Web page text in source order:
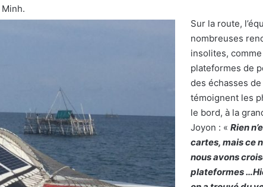
Sur la route,
nombreuses
insolites,
plateformes de
des échasses
témoignent les
le bord, à la
Joyon : «Rien
cartes, mais ce
nous avons
plateformes
The Famous
monde
collective
THE FAMOUS
se refaisait